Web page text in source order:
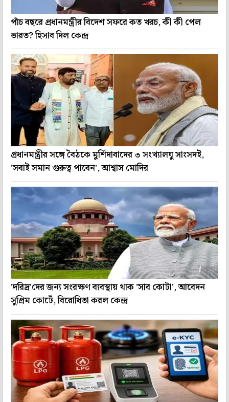
পাঁচ বছরে প্রধানমন্ত্রীর বিদেশ সফরে কত খরচ, কী কী পেল
ভারত? হিসাব দিল কেন্দ্র
প্রধানমন্ত্রীর সঙ্গে বৈঠকে মুর্শিদাবাদের ৩ সংখ্যালঘু সাংসদই,
'সবাই সমান গুরুত্ব পাবেন', আশ্বাস মোদির
'দরিদ্র'দের জন্য সংরক্ষণ ব্যবস্থায় থাক 'সাব কোটা', আবেদন
সুপ্রিম কোর্টে, বিরোধিতা করল কেন্দ্র